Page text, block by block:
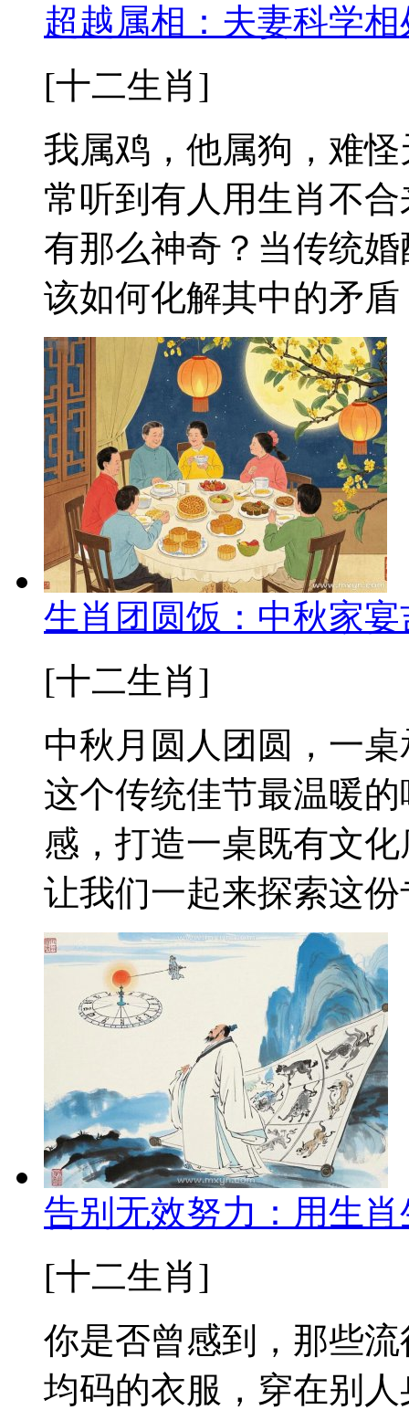
超越属相：夫妻科学
[十二生肖]
我属鸡，他属狗，难
常听到有人用生肖不
有那么神奇？当传统
该如何化解其中的矛
生肖团圆饭：中秋家
[十二生肖]
中秋月圆人团圆，一
这个传统佳节最温暖
感，打造一桌既有文
让我们一起来探索这
告别无效努力：用生
[十二生肖]
你是否曾感到，那些
均码的衣服，穿在别